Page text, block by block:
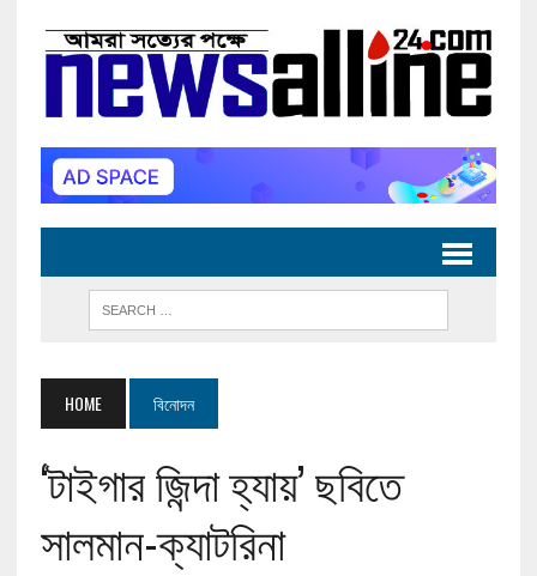
HOME বিনোদন
‘টাইগার জিন্দা হ্যায়’ ছবিতে
সালমান-ক্যাটরিনা